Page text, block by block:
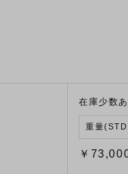
在庫少数あ
重量
￥